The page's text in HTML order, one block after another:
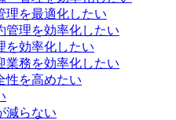
理を最適化したい
管理を効率化したい
を効率化したい
業務を効率化したい
性を高めたい
減らない